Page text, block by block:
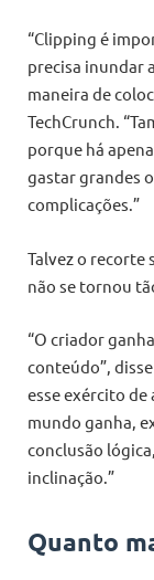
“Clipping é
precisa inundar
maneira de
TechCrunch.
porque há
gastar grandes
complicações.”
Talvez o recorte
não se tornou
“O criador
conteúdo”,
esse exército de
mundo ganha,
conclusão
inclinação.”
Quanto